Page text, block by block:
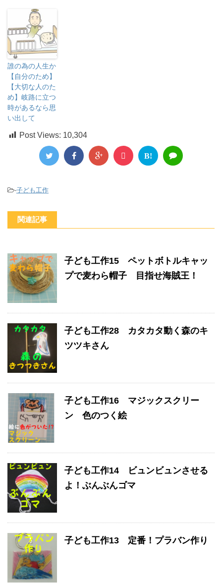
誰の為の人生か
【自分のため】
【大切な人のた
め】岐路に立つ
時があるなら思
い出して
Post Views: 10,304
B!
-子ども工作
関連記事
子ども工作15 ペットボトルキャッ
プで麦わら帽子 目指せ海賊王！
子ども工作28 カタカタ動く森のキ
ツツキさん
子ども工作16 マジックスクリー
ン 色のつく絵
子ども工作14 ビュンビュンさせる
よ！ぶんぶんゴマ
子ども工作13 定番！プラバン作り